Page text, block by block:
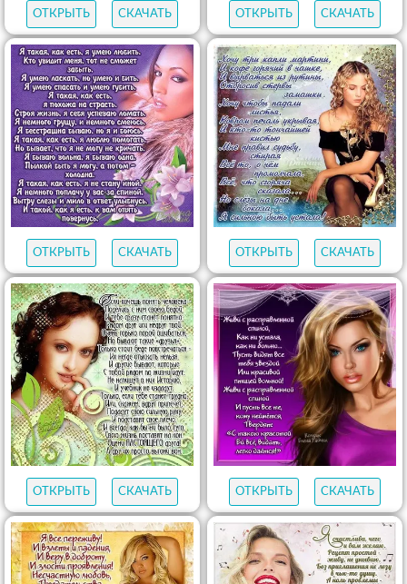
ОТКРЫТЬ СКАЧАТЬ ОТКРЫТЬ СКАЧАТЬ
ОТКРЫТЬ СКАЧАТЬ ОТКРЫТЬ СКАЧАТЬ
ОТКРЫТЬ СКАЧАТЬ ОТКРЫТЬ СКАЧАТЬ